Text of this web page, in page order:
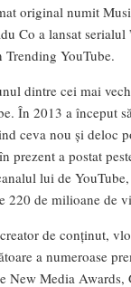
original numit
Co a lansat serialul
Trending YouTube.
dintre cei mai
În 2013 a început
ceva nou și deloc
prezent a postat
lui de
220 de milioane de
de conținut,
a numeroase
New Media Awards,